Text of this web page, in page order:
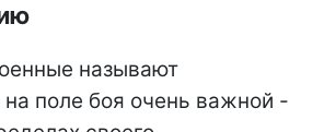
называют
поле боя очень важной -